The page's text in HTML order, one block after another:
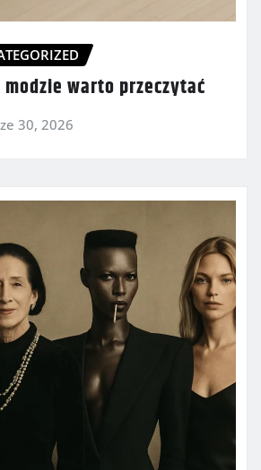
warto przeczytać
30, 2026